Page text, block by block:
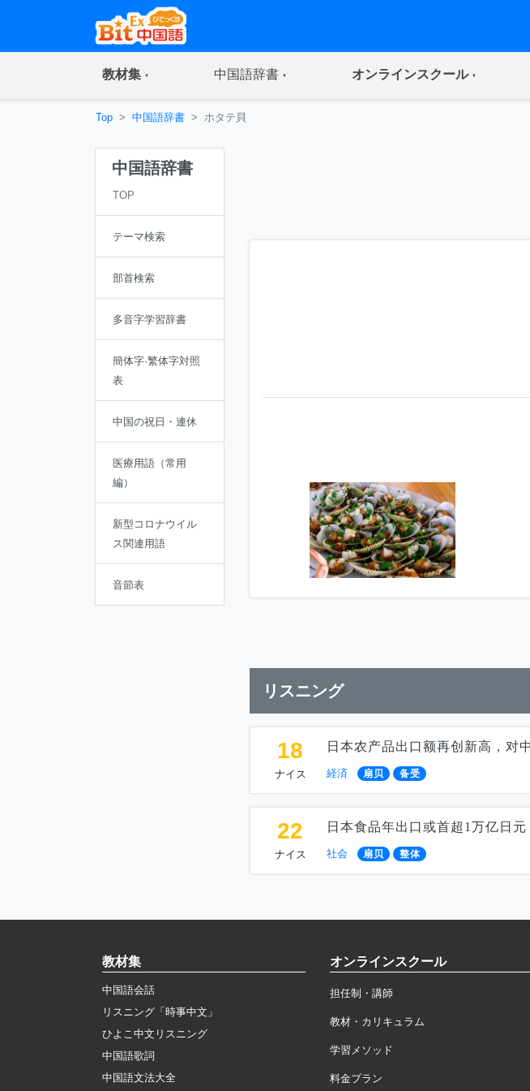
教材集(current) 中国語辞書(current) オンラインスクール(current)
Top 中国語辞書 ホタテ貝
中国語辞書
TOP
テーマ検索
部首検索
多音字学習辞書
簡体字·繁体字対照
表
中国の祝日・連休
医療用語（常用
編）
新型コロナウイル
ス関連用語
音節表
リスニング
18
ナイス
日本农产品出口额再创新高，对
経済 扇贝 备受
22
ナイス
日本食品年出口或首超1万亿日
社会 扇贝 整体
教材集
中国語会話
リスニング「時事中文」
ひよこ中文リスニング
中国語歌詞
中国語文法大全
オンラインスクール
担任制・講師
教材・カリキュラム
学習メソッド
料金プラン